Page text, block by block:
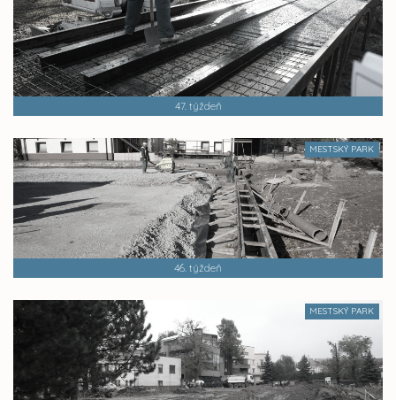
47. týždeň
MESTSKÝ PARK
46. týždeň
MESTSKÝ PARK